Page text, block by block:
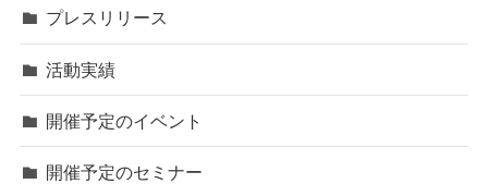
プレスリリース
活動実績
開催予定のイベント
開催予定のセミナー